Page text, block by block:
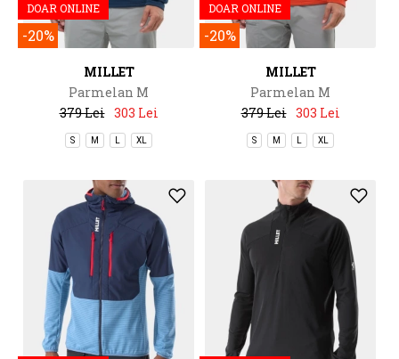
DOAR ONLINE
-20%
MILLET
Parmelan M
379 Lei 303 Lei
S M XL
DOAR ONLINE
-20%
MILLET
Parmelan M
379 Lei 303 Lei
S M XL